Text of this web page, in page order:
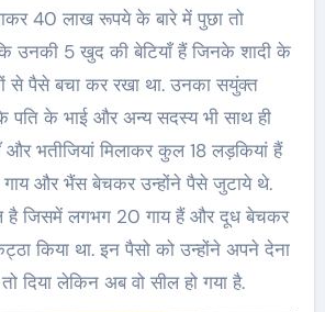
40 लाख रूपये के बारे में पुछा तो
उनकी 5 खुद की बेटियाँ हैं जिनके शादी के
से पैसे बचा कर रखा था. उनका सयुंक्त
पति के भाई और अन्य सदस्य भी साथ ही
और भतीजियां मिलाकर कुल 18 लड़कियां हैं
गाय और भैंस बेचकर उन्होंने पैसे जुटाये थे.
है जिसमें लगभग 20 गाय हैं और दूध बेचकर
किया था. इन पैसो को उन्होंने अपने देना
दिया लेकिन अब वो सील हो गया है.